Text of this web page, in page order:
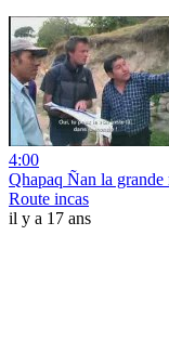
4:00
Qhapaq Ñan la grande
Route incas
il y a 17 ans